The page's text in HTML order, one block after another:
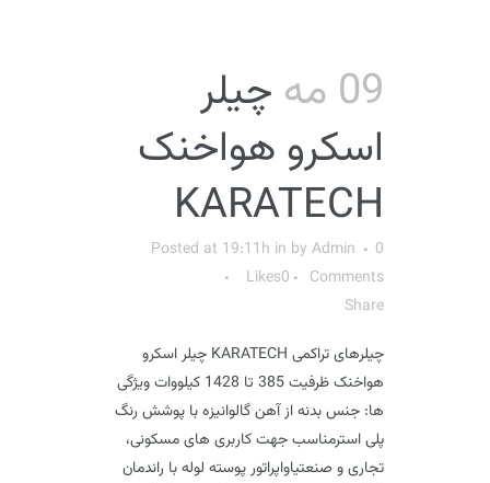
09 مه
چیلر
اسکرو هواخنک
KARATECH
Posted at 19:11h in by Admin
0
Comments
0
Likes
Share
چیلرهای تراکمی KARATECH چیلر اسکرو
هواخنک ظرفیت 385 تا 1428 کیلووات ویژگی
ها: جنس بدنه از آهن گالوانیزه با پوشش رنگ
پلی استرمناسب جهت کاربری های مسکونی،
تجاری و صنعتیاواپراتور پوسته لوله با راندمان